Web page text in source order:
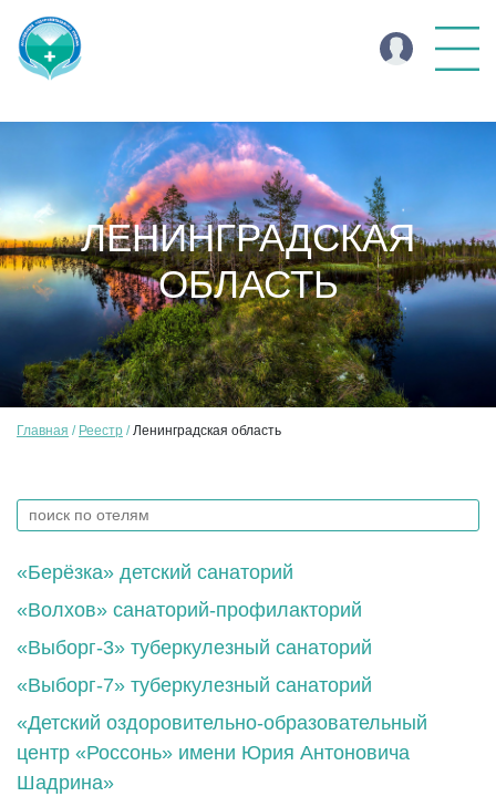
ЛЕНИНГРАДСКАЯ
ОБЛАСТЬ
Главная Реестр Ленинградская область
«Берёзка» детский санаторий
«Волхов» санаторий-профилакторий
«Выборг-3» туберкулезный санаторий
«Выборг-7» туберкулезный санаторий
«Детский оздоровительно-образовательный
центр «Россонь» имени Юрия Антоновича
Шадрина»